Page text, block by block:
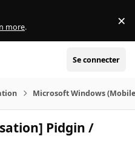
more. ×
Se connecter
Microsoft Windows
Pidgin /